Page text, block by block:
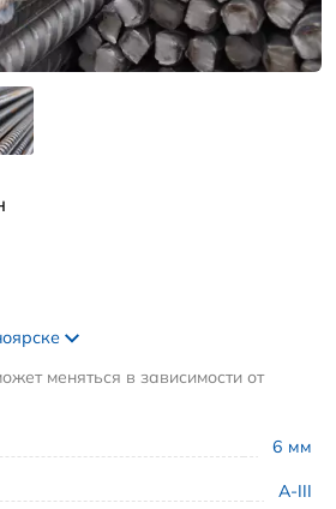
6 мм
А-III
меняться в зависимости от